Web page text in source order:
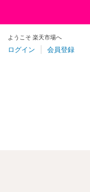
ようこそ 楽天市場へ
ログイン 会員登録